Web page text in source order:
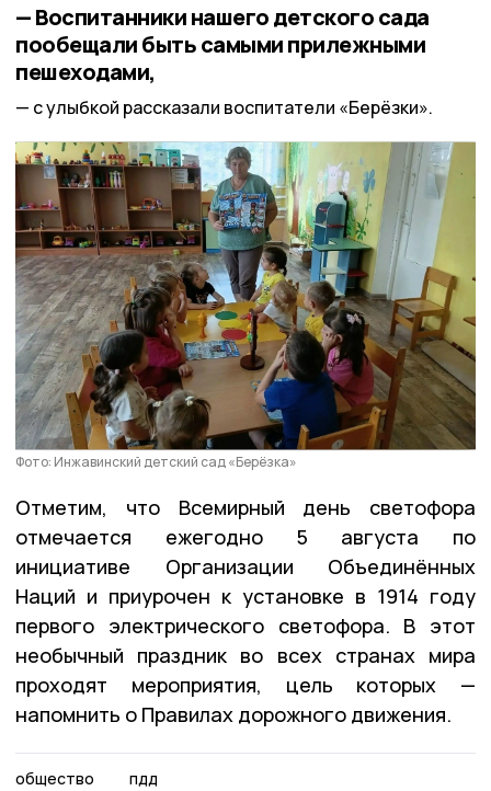
— Воспитанники нашего детского сада
пообещали быть самыми прилежными
пешеходами,
с улыбкой рассказали воспитатели «Берёзки».
Фото: Инжавинский детский сад «Берёзка»
Отметим, что Всемирный день светофора
отмечается ежегодно 5 августа по
инициативе Организации Объединённых
Наций и приурочен к установке в 1914 году
первого электрического светофора. В этот
необычный праздник во всех странах мира
проходят мероприятия, цель которых —
напомнить о Правилах дорожного движения.
общество пдд